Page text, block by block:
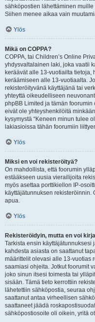
sähköpostien lähettäminen
Siihen menee aikaa vain
Ylös
Mikä on COPPA?
COPPA, tai Children’s Online
yhdysvaltalainen laki, joka vaatii
keräävät alle 13-vuotiailta
keräämiseen alle 13-vuotiaalta.
rekisteröityvänä käyttäjänä tai
yhteyttä oikeudelliseen
phpBB Limited ja tämän
eivät ole yhteyshenkilöitä
kysymystä “Keneen minun tulee
lakiasioissa tähän foorumiin
Ylös
Miksi en voi rekisteröityä?
On mahdollista, että foorumin
estääkseen uusia vierailijoita
myös asettaa porttikiellon IP-
käyttäjätunnuksen rekisteröinnin.
apua.
Ylös
Rekisteröidyin, mutta en voi
Tarkista ensin käyttäjätunnuksesi
kahdesta asiasta on saattanut
määrittelit olevasi alle 13-vuotias
saamiasi ohjeita. Jotkut foorumit
joko sinun itsesi toimesta tai
sisään. Tämä tieto kerrottiin
lähetettiin sähköpostia, seuraa
saattanut antaa virheellisen
saattaneet jäädä
sähköpostiosoite oli oikein, yritä